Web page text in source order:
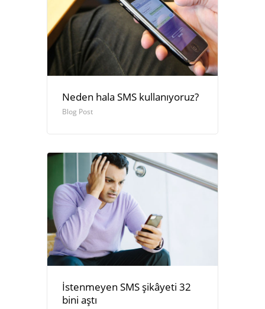
Neden hala SMS kullanıyoruz?
Blog Post
İstenmeyen SMS şikâyeti 32
bini aştı